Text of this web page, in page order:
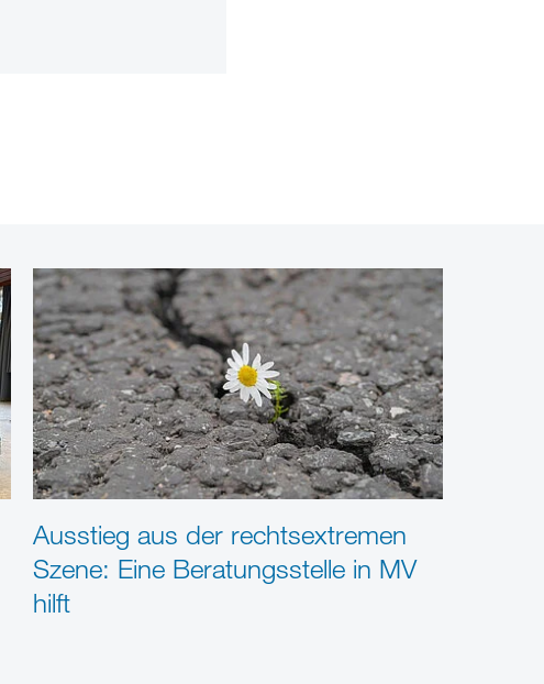
Ausstieg aus der rechtsextremen
Szene: Eine Beratungsstelle in MV
hilft